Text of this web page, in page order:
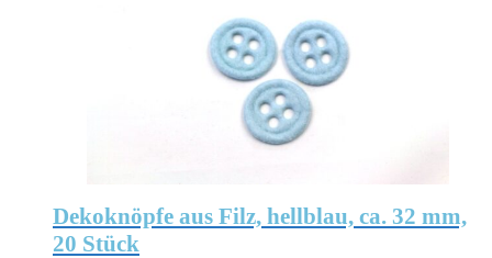
Dekoknöpfe aus Filz, hellblau, ca. 32 mm,
20 Stück